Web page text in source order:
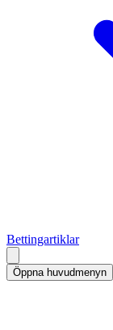
Bettingartiklar
Öppna huvudmenyn